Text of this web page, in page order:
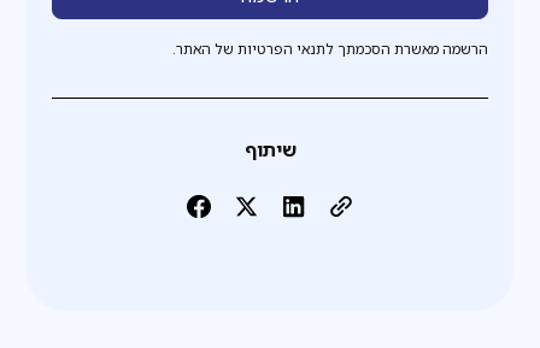
הרשמה מאשרת הסכמתך לתנאי הפרטיות של האתר.
שיתוף